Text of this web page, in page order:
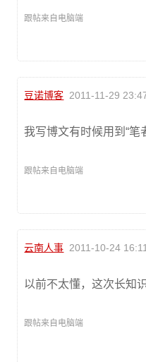
跟帖来自电脑端
豆诺博客 2011-11-29
我写博文有时候用到“笔
跟帖来自电脑端
云南人事 2011-10-24
以前不太懂，这次长知
跟帖来自电脑端